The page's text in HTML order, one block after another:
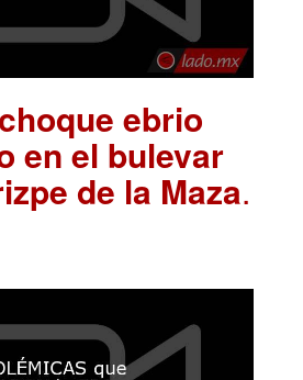
ebrio
en el bulevar
de la Maza.